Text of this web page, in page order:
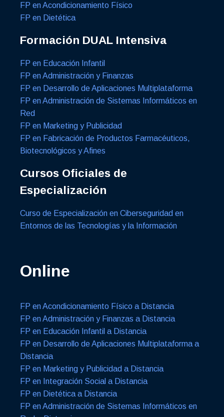
FP en Acondicionamiento Físico
FP en Dietética
Formación DUAL Intensiva
FP en Educación Infantil
FP en Administración y Finanzas
FP en Desarrollo de Aplicaciones Multiplataforma
FP en Administración de Sistemas Informáticos en
Red
FP en Marketing y Publicidad
FP en Fabricación de Productos Farmacéuticos,
Biotecnológicos y Afines
Cursos Oficiales de
Especialización
Curso de Especialización en Ciberseguridad en
Entornos de las Tecnologías y la Información
Online
FP en Acondicionamiento Físico a Distancia
FP en Administración y Finanzas a Distancia
FP en Educación Infantil a Distancia
FP en Desarrollo de Aplicaciones Multiplataforma a
Distancia
FP en Marketing y Publicidad a Distancia
FP en Integración Social a Distancia
FP en Dietética a Distancia
FP en Administración de Sistemas Informáticos en